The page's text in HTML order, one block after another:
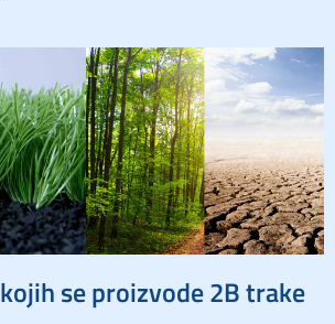
se proizvode 2B trake